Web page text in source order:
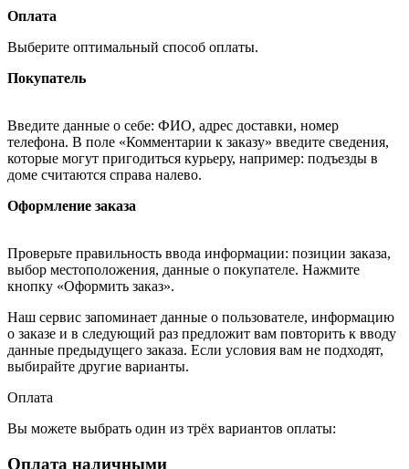
Оплата
Выберите оптимальный способ оплаты.
Покупатель
Введите данные о себе: ФИО, адрес доставки, номер
телефона. В поле «Комментарии к заказу» введите сведения,
которые могут пригодиться курьеру, например: подъезды в
доме считаются справа налево.
Оформление заказа
Проверьте правильность ввода информации: позиции заказа,
выбор местоположения, данные о покупателе. Нажмите
кнопку «Оформить заказ».
Наш сервис запоминает данные о пользователе, информацию
о заказе и в следующий раз предложит вам повторить к вводу
данные предыдущего заказа. Если условия вам не подходят,
выбирайте другие варианты.
Оплата
Вы можете выбрать один из трёх вариантов оплаты:
Оплата наличными